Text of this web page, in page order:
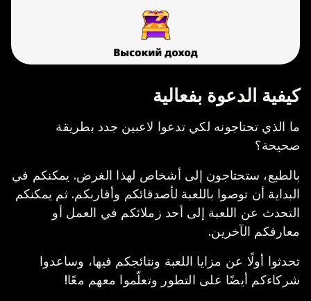
كيفية الدعوة بفعالية
ما الذي تحتاجونه لكي تدعوا لاعبين جدد بطريقة
صحيحة؟
بالطبع، ستحتاجون إلى أشخاص لهذا الغرض. يمكنكم في
البداية أن توصوا باللعبة لأصدقائكم وأقاربكم. ثم يمكنكم
التحدث عن اللعبة إلى أحد زملائكم في العمل أو
معارفكم الآخرين.
تحدثوا أولًا عن مزايا اللعبة ونتائجكم فيها، وساعدوا
شركاءكم أيضًا على التطور وتعلّموا معهم معًا!